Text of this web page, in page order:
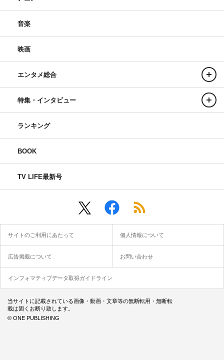
音楽
映画
エンタメ総合
特集・インタビュー
ランキング
BOOK
TV LIFE最新号
サイトのご利用にあたって 個人情報について
広告掲載について お問い合わせ
インフォマティブデータ取得ガイドライン
当サイトに記載されている画像・動画・文章等の無断転用・無断転
載は固くお断り致します。
© ONE PUBLISHING